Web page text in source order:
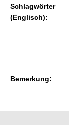
Schlagwörter
(Englisch):
Bemerkung: